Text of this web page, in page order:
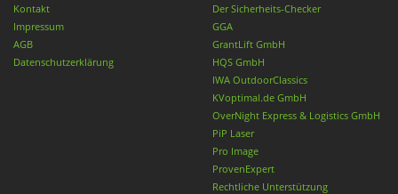
Kontakt
Impressum
AGB
Datenschutzerklärung
Der Sicherheits-Checker
GGA
GrantLift GmbH
HQS GmbH
IWA OutdoorClassics
KVoptimal.de GmbH
OverNight Express & Logistics GmbH
PiP Laser
Pro Image
ProvenExpert
Rechtliche Unterstützung